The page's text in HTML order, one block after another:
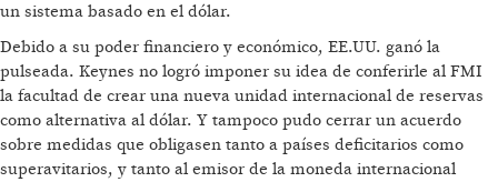
un sistema basado en el dólar.
Debido a su poder financiero y económico, EE.UU. ganó la
pulseada. Keynes no logró imponer su idea de conferirle al FMI
la facultad de crear una nueva unidad internacional de reservas
como alternativa al dólar. Y tampoco pudo cerrar un acuerdo
sobre medidas que obligasen tanto a países deficitarios como
superavitarios, y tanto al emisor de la moneda internacional